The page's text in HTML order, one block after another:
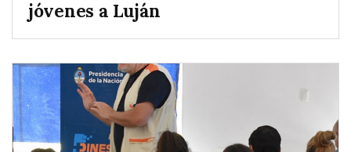
jóvenes a Luján